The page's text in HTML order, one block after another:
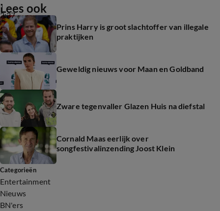
2:37
Lees ook
Prins Harry is groot slachtoffer van illegale
praktijken
Geweldig nieuws voor Maan en Goldband
Zware tegenvaller Glazen Huis na diefstal
Cornald Maas eerlijk over
songfestivalinzending Joost Klein
Categorieën
Entertainment
Nieuws
BN'ers